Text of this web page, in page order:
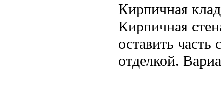
Кирпичная
Кирпичная
оставить
отделкой.